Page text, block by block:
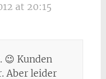
at 20:15
😉 Kunden
Aber leider